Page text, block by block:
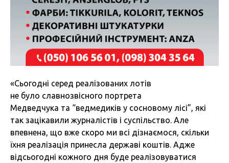
«Сьогодні серед реалізованих лотів
не було славнозвісного портрета
Медведчука та “ведмедиків у сосновому лісі”, які
так зацікавили журналістів і суспільство. Але
впевнена, що вже скоро ми всі дізнаємося, скільки
їхня реалізація принесла державі коштів. Адже
відсьогодні кожного дня буде реалізовуватися